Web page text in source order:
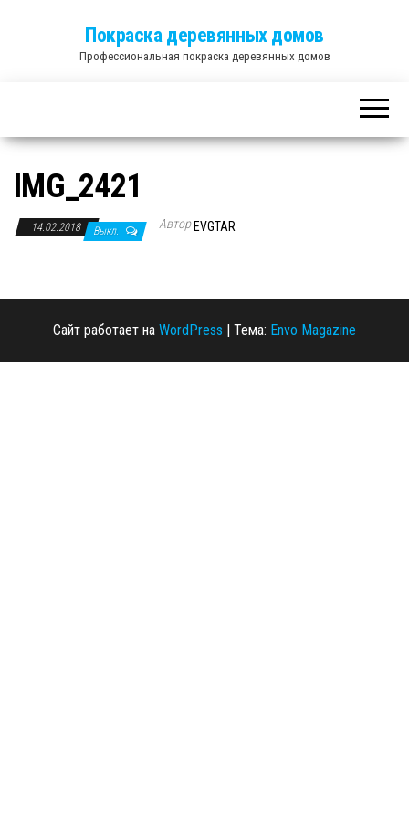
Покраска деревянных домов
Профессиональная покраска деревянных домов
IMG_2421
14.02.2018 Выкл. Автор EVGTAR
Сайт работает на WordPress | Тема: Envo Magazine